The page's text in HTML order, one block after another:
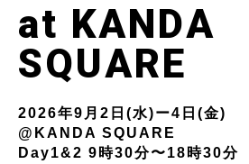
at KANDA
SQUARE
2026年9月2日(水)ー4日(金)
@KANDA SQUARE
Day1&2 9時30分〜18時30分